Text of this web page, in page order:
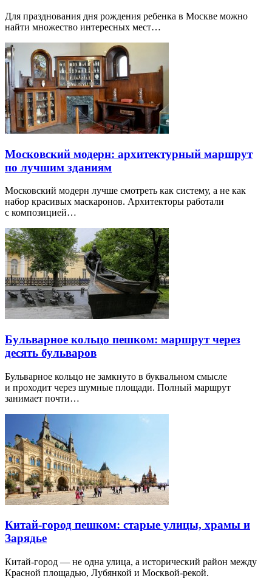
Для празднования дня рождения ребенка в Москве можно
найти множество интересных мест…
Московский модерн: архитектурный маршрут
по лучшим зданиям
Московский модерн лучше смотреть как систему, а не как
набор красивых маскаронов. Архитекторы работали
с композицией…
Бульварное кольцо пешком: маршрут через
десять бульваров
Бульварное кольцо не замкнуто в буквальном смысле
и проходит через шумные площади. Полный маршрут
занимает почти…
Китай-город пешком: старые улицы, храмы и
Зарядье
Китай-город — не одна улица, а исторический район между
Красной площадью, Лубянкой и Москвой-рекой.